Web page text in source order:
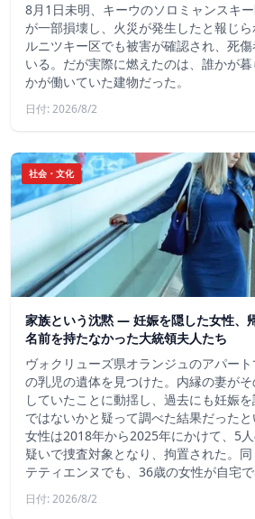
8月1日未明、キーウのソロミャンスキ
が一部損壊し、火災が発生したと報じ
ルニツキー区でも被害が確認され、死
いる。だが実際に燃えたのは、誰かが
かが働いていた建物だった。
日付: 2026/8/2
社会・文化
家族という沈黙 ― 妊娠を隠した女性、
名前を持たなかった大統領夫人たち
ヴォクリューズ県オランジュのアパー
の乳児の遺体を見つけた。内縁の妻が
していたことに動揺し、過去にも妊娠
ではないかと疑って調べた結果だったと
女性は2018年から2025年にかけて、5
疑いで捜査対象となり、拘置された。
テティエンヌでも、36歳の女性が自宅
日付: 2026/8/2